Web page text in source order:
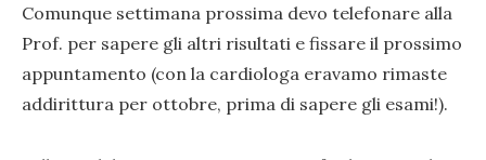
Comunque settimana prossima devo telefonare alla
Prof. per sapere gli altri risultati e fissare il prossimo
appuntamento (con la cardiologa eravamo rimaste
addirittura per ottobre, prima di sapere gli esami!).